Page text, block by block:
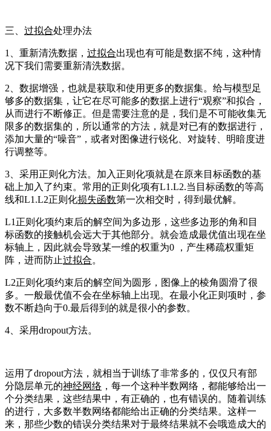
三、 过拟合处理办法
1、重新清洗数据， 过拟合出现也有可能是数据不纯，这种情
况下我们需要重新清洗数据。
2、数据增强，也就是获取和使用更多的数据集。给与模型足
够多的数据集，让它在尽可能多的数据上进行“观察”和拟合，
从而进行不断修正。但是需要注意的是，我们是不可能收集无
限多的数据集的，所以通常的方法，就是对已有的数据进行，
添加大量的“噪音”，或者对图像进行锐化、对旋转、明暗度进
行调整等。
3、采用正则化方法。加入正则化项就是在原来目标函数的基
础上加入了约束。常用的正则化项有L1.L2.当目标函数的等高
线和L1.L2正则化损失函数第一次相交时，得到最优解。
L1正则化项约束后的解空间为多边形，这些多边形的角和目
标函数的接触机会远大于其他部分。就会造成最优值出现在坐
标轴上，因此就会导致某一维的权重为0 ，产生稀疏权重矩
阵，进而防止过拟合。
L2正则化项约束后的解空间为圆形，图像上的棱角圆滑了很
多。一般最优值不会在坐标轴上出现。在最小化正则项时，参
数不断趋向于0.最后得到的就是很小的参数。
4、采用dropout方法。
运用了dropout方法，就相当于训练了非常多的，仅仅只有部
分隐层单元的神经网络 ，每一个这种半数网络，都能够给出一
个分类结果，这些结果中，有正确的，也有错误的。随着训练
的进行，大多数半数网络都能给出正确的分类结果。这样一
来，那些少数的错误分类结果对于最终结果就不会哦造成大的